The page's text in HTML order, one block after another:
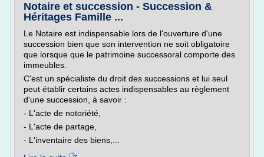
Notaire et succession - Succession &
Héritages Famille ...
Le Notaire est indispensable lors de l'ouverture d'une
succession bien que son intervention ne soit obligatoire
que lorsque que le patrimoine successoral comporte des
immeubles.
C'est un spécialiste du droit des successions et lui seul
peut établir certains actes indispensables au règlement
d'une succession, à savoir :
- L'acte de notoriété,
- L'acte de partage,
- L'inventaire des biens,...